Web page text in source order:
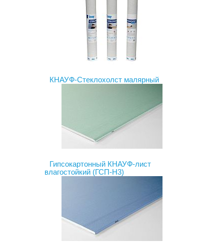
КНАУФ-Стеклохолст малярный
Гипсокартонный КНАУФ-лист
влагостойкий (ГСП-Н3)